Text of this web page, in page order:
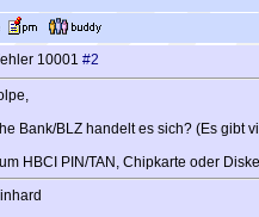
10001 #2
Bank/BLZ handelt es sich? (Es gibt
HBCI PIN/TAN, Chipkarte oder